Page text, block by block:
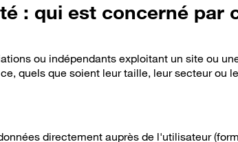
: qui est concerné par
ou indépendants exploitant un site ou
quels que soient leur taille, leur secteur ou
directement auprès de l'utilisateur